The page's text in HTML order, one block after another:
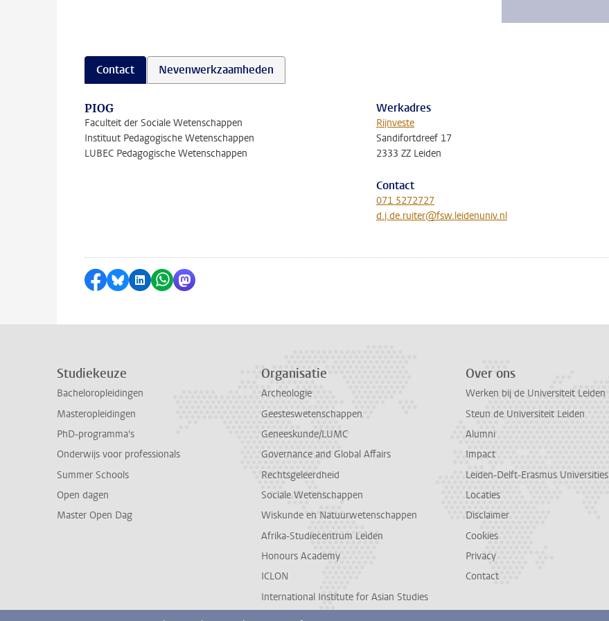
Contact Nevenwerkzaamheden
PIOG
Faculteit der Sociale Wetenschappen
Instituut Pedagogische Wetenschappen
LUBEC Pedagogische Wetenschappen
Werkadres
Rijnveste
Sandifortdreef 17
2333 ZZ Leiden
Contact
071 5272727
d.j.de.ruiter@fsw.leidenuniv.nl
Delen op Facebook
Delen via Bluesky
Delen op LinkedIn
Delen via WhatsApp
Delen via Mastodon
Studiekeuze
Bacheloropleidingen
Masteropleidingen
PhD-programma's
Onderwijs voor professionals
Summer Schools
Open dagen
Master Open Dag
Organisatie
Archeologie
Geesteswetenschappen
Geneeskunde/LUMC
Governance and Global Affairs
Rechtsgeleerdheid
Sociale Wetenschappen
Wiskunde en Natuurwetenschappen
Afrika-Studiecentrum Leiden
Honours Academy
ICLON
International Institute for Asian Studies
Over ons
Werken bij de Universiteit Leiden
Steun de Universiteit Leiden
Alumni
Impact
Leiden-Delft-Erasmus Universities
Locaties
Disclaimer
Cookies
Privacy
Contact